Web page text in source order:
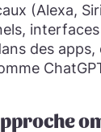
(Alexa,
des